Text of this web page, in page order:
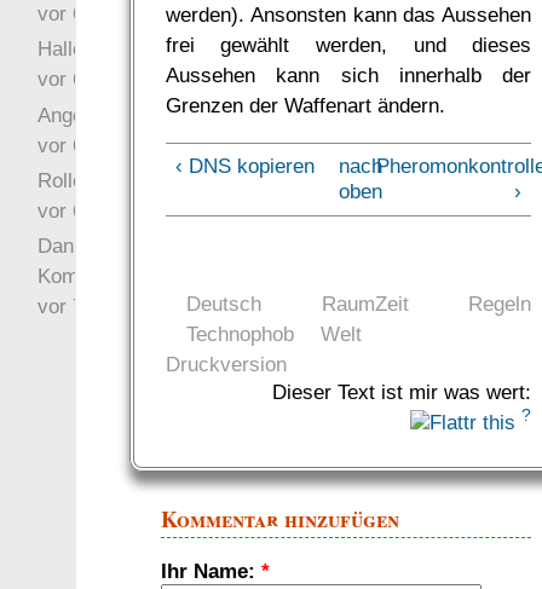
werden). Ansonsten kann das Aussehen
frei gewählt werden, und dieses
Aussehen kann sich innerhalb der
Grenzen der Waffenart ändern.
‹ DNS kopieren
nach
oben
›
Deutsch RaumZeit
Regeln
Technophob
Welt
Druckversion
Dieser Text ist mir was wert:
?
Kommentar hinzufügen
Ihr Name: *
vor 6 Jahre 9 Wochen
Hallo Drak
vor 6 Jahre 10 Wochen
Angefragt
vor 6 Jahre 10 Wochen
Rollenspielrunde
vor 6 Jahre 10 Wochen
Danke für Deinen
Kommentar!
vor 7 Jahre 22 Wochen